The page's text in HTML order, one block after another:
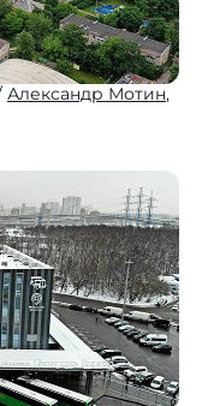
Александр Мотин,